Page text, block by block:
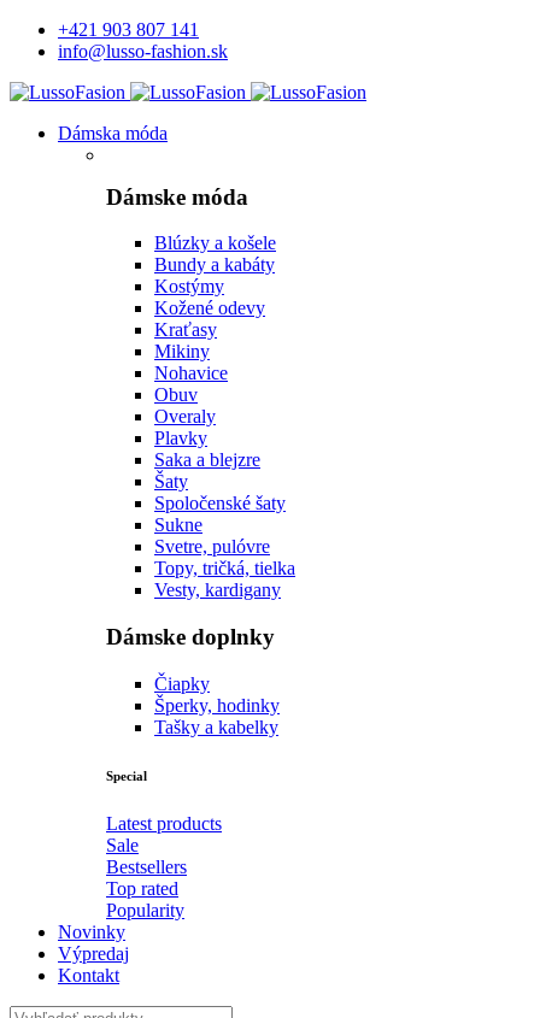
+421 903 807 141
info@lusso-fashion.sk
Dámska móda
Dámske móda
Blúzky a košele
Bundy a kabáty
Kostýmy
Kožené odevy
Kraťasy
Mikiny
Nohavice
Obuv
Overaly
Plavky
Saka a blejzre
Šaty
Spoločenské šaty
Sukne
Svetre, pulóvre
Topy, tričká, tielka
Vesty, kardigany
Dámske doplnky
Čiapky
Šperky, hodinky
Tašky a kabelky
Special
Latest products
Sale
Bestsellers
Top rated
Popularity
Novinky
Výpredaj
Kontakt